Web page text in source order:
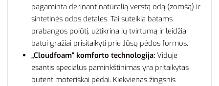
pagaminta derinant natūralią verstą odą (zomšą) ir
sintetinės odos detales. Tai suteikia batams
prabangos pojūtį, užtikrina jų tvirtumą ir leidžia
batui gražiai prisitaikyti prie Jūsų pėdos formos.
„Cloudfoam“ komforto technologija: Viduje
esantis specialus paminkštinimas yra pritaikytas
būtent moteriškai pėdai. Kiekvienas žingsnis